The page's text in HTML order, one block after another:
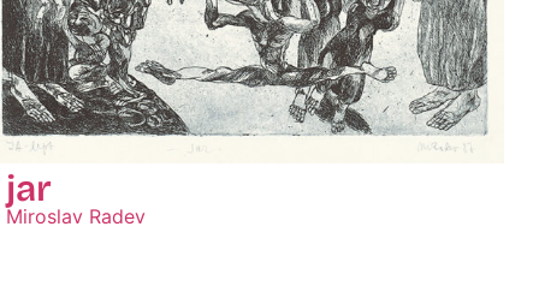
jar
Miroslav Radev